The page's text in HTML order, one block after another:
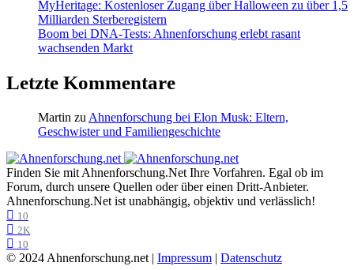
MyHeritage: Kostenloser Zugang über Halloween zu über 1,5
Milliarden Sterberegistern
Boom bei DNA-Tests: Ahnenforschung erlebt rasant
wachsenden Markt
Letzte Kommentare
Martin zu Ahnenforschung bei Elon Musk: Eltern,
Geschwister und Familiengeschichte
Finden Sie mit Ahnenforschung.Net Ihre Vorfahren. Egal ob im
Forum, durch unsere Quellen oder über einen Dritt-Anbieter.
Ahnenforschung.Net ist unabhängig, objektiv und verlässlich!
10
2K
10
© 2024 Ahnenforschung.net | Impressum | Datenschutz